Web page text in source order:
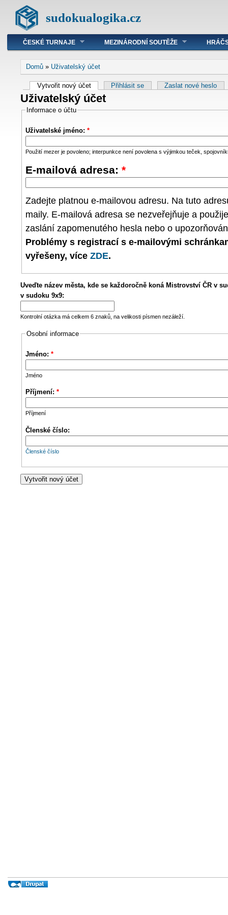
sudokualogika.cz
ČESKÉ TURNAJE MEZINÁRODNÍ SOUTĚŽE
Domů » Uživatelský účet
Vytvořit nový účet Přihlásit se Zaslat nové heslo
Uživatelský účet
Informace o účtu
Uživatelské jméno: *
Použití mezer je povoleno; interpunkce není povolena s výjimkou teček,
E-mailová adresa: *
Zadejte platnou e-mailovou adresu. Na tuto
maily. E-mailová adresa se nezveřejňuje a
zaslání zapomenutého hesla nebo o
Problémy s registrací s e-mailovými
vyřešeny, více ZDE.
Uveďte název města, kde se každoročně koná Mistrovství ČR v
v sudoku 9x9:
Kontrolní otázka má celkem 6 znaků, na velikosti písmen nezáleží.
Osobní informace
Jméno: *
Jméno
Příjmení: *
Příjmení
Členské číslo:
Členské číslo